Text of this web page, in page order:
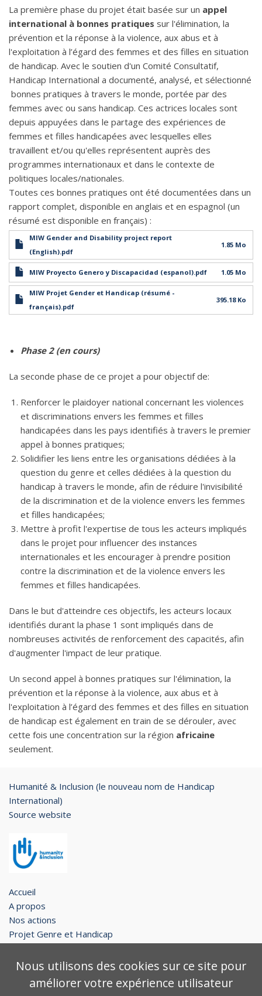
La première phase du projet était basée sur un appel
international à bonnes pratiques sur l'élimination, la
prévention et la réponse à la violence, aux abus et à
l'exploitation à l’égard des femmes et des filles en situation
de handicap. Avec le soutien d'un Comité Consultatif,
Handicap International a documenté, analysé, et sélectionné
bonnes pratiques à travers le monde, portée par des
femmes avec ou sans handicap. Ces actrices locales sont
depuis appuyées dans le partage des expériences de
femmes et filles handicapées avec lesquelles elles
travaillent et/ou qu'elles représentent auprès des
programmes internationaux et dans le contexte de
politiques locales/nationales.
Toutes ces bonnes pratiques ont été documentées dans un
rapport complet, disponible en anglais et en espagnol (un
résumé est disponible en français) :
MIW Gender and Disability project report
(English).pdf
1.85 Mo
MIW Proyecto Genero y Discapacidad (espanol).pdf 1.05 Mo
MIW Projet Gender et Handicap (résumé -
français).pdf
395.18 Ko
Phase 2 (en cours)
La seconde phase de ce projet a pour objectif de:
Renforcer le plaidoyer national concernant les violences
et discriminations envers les femmes et filles
handicapées dans les pays identifiés à travers le premier
appel à bonnes pratiques;
Solidifier les liens entre les organisations dédiées à la
question du genre et celles dédiées à la question du
handicap à travers le monde, afin de réduire l'invisibilité
de la discrimination et de la violence envers les femmes
et filles handicapées;
Mettre à profit l'expertise de tous les acteurs impliqués
dans le projet pour influencer des instances
internationales et les encourager à prendre position
contre la discrimination et de la violence envers les
femmes et filles handicapées.
Dans le but d'atteindre ces objectifs, les acteurs locaux
identifiés durant la phase 1 sont impliqués dans de
nombreuses activités de renforcement des capacités, afin
d'augmenter l'impact de leur pratique.
Un second appel à bonnes pratiques sur l'élimination, la
prévention et la réponse à la violence, aux abus et à
l'exploitation à l’égard des femmes et des filles en situation
de handicap est également en train de se dérouler, avec
cette fois une concentration sur la région africaine
seulement.
Humanité & Inclusion (le nouveau nom de Handicap
International)
Source website
Accueil
A propos
Nos actions
Projet Genre et Handicap
Legal notice
Contact
Nous utilisons des cookies sur ce site pour
améliorer votre expérience utilisateur